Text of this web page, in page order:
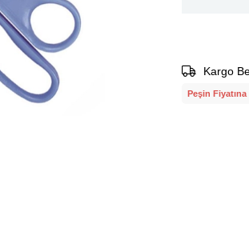
Kargo
Peşin Fiyatına